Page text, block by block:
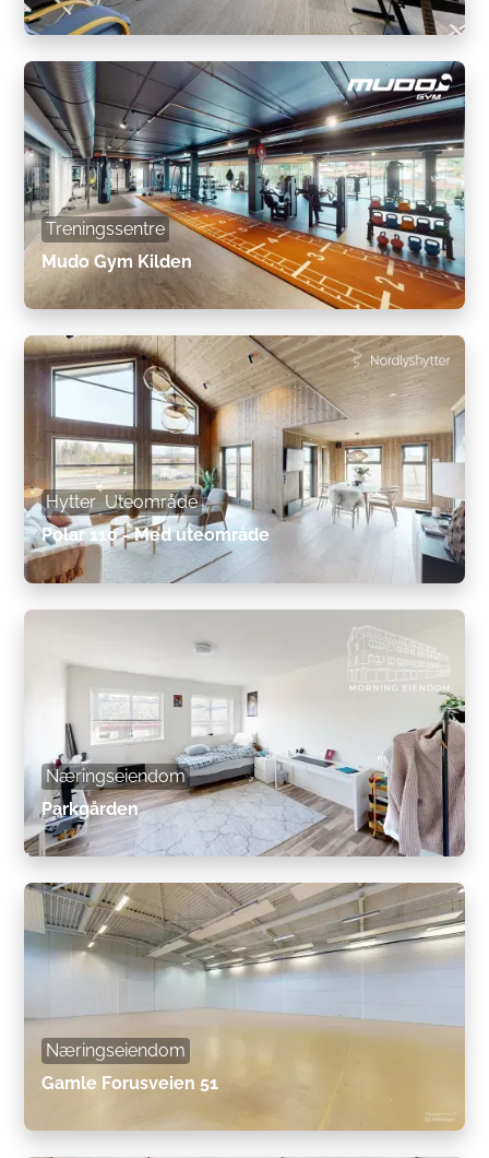
Treningssentre
Mudo Gym Kilden
Hytter Uteområde
Polar 110 - Med uteområde
Næringseiendom
Parkgården
Næringseiendom
Gamle Forusveien 51